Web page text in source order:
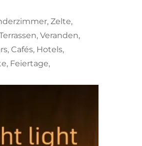
Zelte,
Veranden,
Cafés, Hotels,
Feiertage,